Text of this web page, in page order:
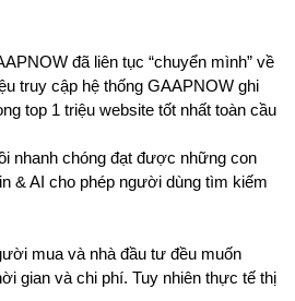
đã liên tục “chuyển mình” về
truy cập hệ thống GAAPNOW ghi
top 1 triệu website tốt nhất toàn cầu
nhanh chóng đạt được những con
& AI cho phép người dùng tìm kiếm
mua và nhà đầu tư đều muốn
gian và chi phí. Tuy nhiên thực tế thị